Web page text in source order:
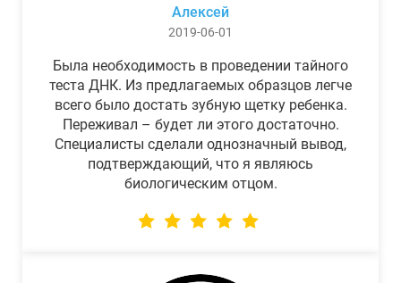
Алексей
2019-06-01
Была необходимость в проведении тайного
теста ДНК. Из предлагаемых образцов легче
всего было достать зубную щетку ребенка.
Переживал – будет ли этого достаточно.
Специалисты сделали однозначный вывод,
подтверждающий, что я являюсь
биологическим отцом.